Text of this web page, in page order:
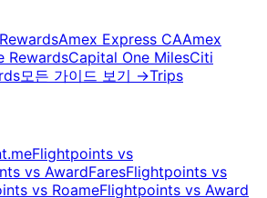
Amex Express CAAmex
RewardsCapital One MilesCiti
모든 가이드 보기 →Trips
Flightpoints vs
vs AwardFaresFlightpoints vs
vs RoameFlightpoints vs Award